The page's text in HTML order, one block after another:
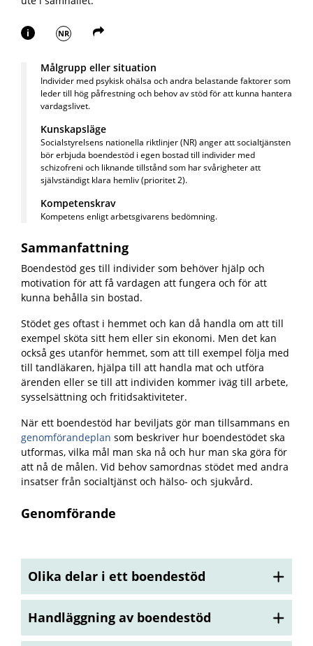
i NR
Målgrupp eller situation
Individer med psykisk ohälsa och andra belastande faktorer som
leder till hög påfrestning och behov av stöd för att kunna hantera
vardagslivet.
Kunskapsläge
Socialstyrelsens nationella riktlinjer (NR) anger att socialtjänsten
bör erbjuda boendestöd i egen bostad till individer med
schizofreni och liknande tillstånd som har svårigheter att
självständigt klara hemliv(prioritet 2).
Kompetenskrav
Kompetens enligt arbetsgivarens bedömning.
Sammanfattning
Boendestöd ges till individer som behöver hjälp och
motivation för att få vardagen att fungera och för att
kunna behålla sin bostad.
Stödet ges oftast i hemmet och kan då handla om att till
exempel sköta sitt hem eller sin ekonomi. Men det kan
också ges utanför hemmet, som att till exempel följa med
till tandläkaren, hjälpa till att handla mat och utföra
ärenden eller se till att individen kommer iväg till arbete,
sysselsättning och fritidsaktiviteter.
När ett boendestöd har beviljats gör man tillsammans en
genomförandeplan som beskriver hur boendestödet ska
utformas, vilka mål man ska nå och hur man ska göra för
att nå de målen. Vid behov samordnas stödet med andra
insatser från socialtjänst och hälso- och sjukvård.
Genomförande
Olika delar i ett boendestöd
Handläggning av boendestöd